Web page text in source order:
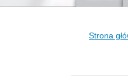
Strona